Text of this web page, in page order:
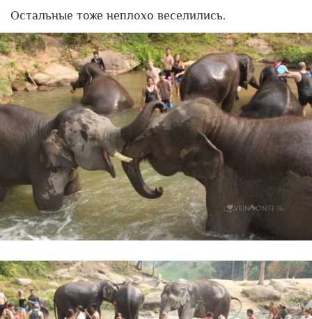
Остальные тоже неплохо веселились.